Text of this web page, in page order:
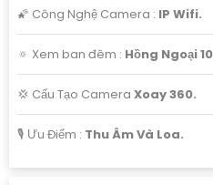
🌠 Công Nghệ Camera : IP Wifi.
🔅 Xem ban đêm : Hồng Ngoại
💢 Cấu Tạo Camera Xoay 360.
️🎙 Ưu Điểm : Thu Âm Và Loa.